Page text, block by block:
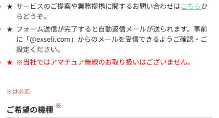
サービスのご提案や業務提携に関するお問い合わせはこちらか
らどうぞ。
フォーム送信が完了すると自動返信メールが送られます。事前
に「@exseli.com」からのメールを受信できるようご確認・ご
設定ください。
※当社ではアマチュア無線のお取り扱いはございません。
※は必須
ご希望の機種 ※